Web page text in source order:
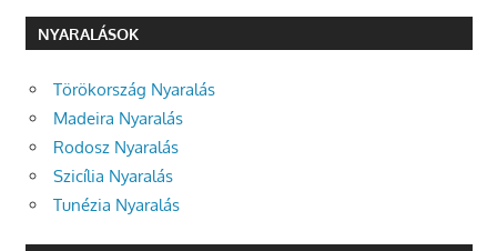
NYARALÁSOK
Törökország Nyaralás
Madeira Nyaralás
Rodosz Nyaralás
Szicília Nyaralás
Tunézia Nyaralás